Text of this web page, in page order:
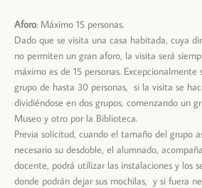
Aforo: Máximo 15 personas.
Dado que se visita una casa habitada, cuya
no permiten un gran aforo, la visita será
máximo es de 15 personas.
grupo de hasta 30 personas, si la visita se
dividiéndose en dos grupos, comenzando un
Museo y otro por la Biblioteca.
Previa solicitud, cuando el tamaño del grupo
necesario su desdoble, el alumnado,
docente, podrá utilizar las instalaciones y los
donde podrán dejar sus mochilas, y si fuera